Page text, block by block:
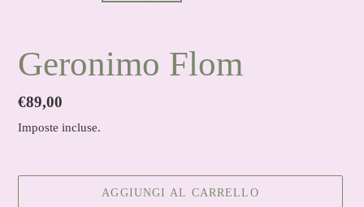
Geronimo Flom
Prezzo
di
€89,00
Imposte incluse.
AGGIUNGI AL CARRELLO